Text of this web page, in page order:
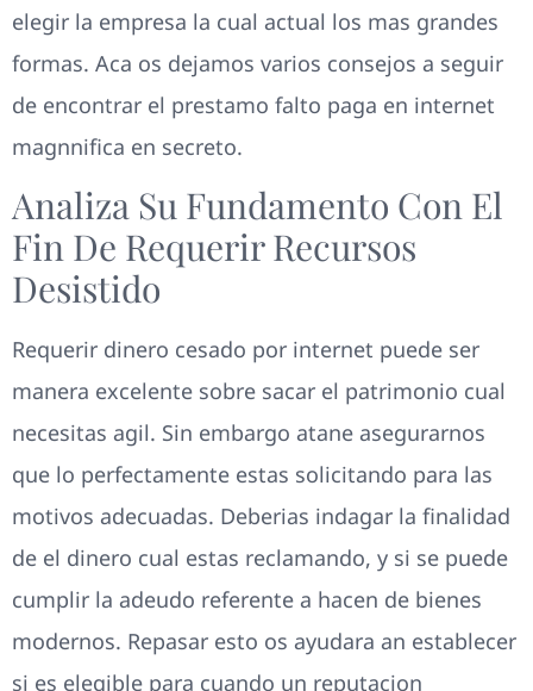
elegir la empresa la cual actual los mas grandes
formas. Aca os dejamos varios consejos a seguir
de encontrar el prestamo falto paga en internet
magnnifica en secreto.
Analiza Su Fundamento Con El
Fin De Requerir Recursos
Desistido
Requerir dinero cesado por internet puede ser
manera excelente sobre sacar el patrimonio cual
necesitas agil. Sin embargo atane asegurarnos
que lo perfectamente estas solicitando para las
motivos adecuadas. Deberias indagar la finalidad
de el dinero cual estas reclamando, y si se puede
cumplir la adeudo referente a hacen de bienes
modernos. Repasar esto os ayudara an establecer
si es elegible para cuando un reputacion